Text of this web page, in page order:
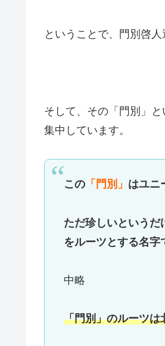
ということで、門別啓
そして、その「門別」と
集中しています。
この 「門別」 はユニ
ただ珍しいというだ
をルーツとする名字
中略
「門別」のルーツは